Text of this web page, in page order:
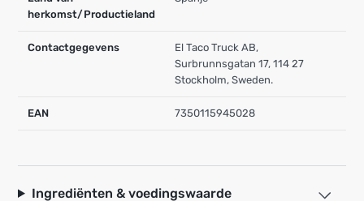
herkomst/Productieland
Contactgegevens
El Taco Truck AB,
Surbrunnsgatan 17, 114 27
Stockholm, Sweden.
EAN 7350115945028
Ingrediënten & voedingswaarde